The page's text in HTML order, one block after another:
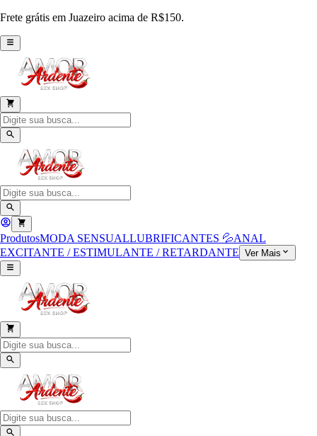
Frete grátis em Juazeiro acima de R$150.
ProdutosMODA SENSUALLUBRIFICANTES 💦ANAL
EXCITANTE / ESTIMULANTE / RETARDANTE Ver Mais